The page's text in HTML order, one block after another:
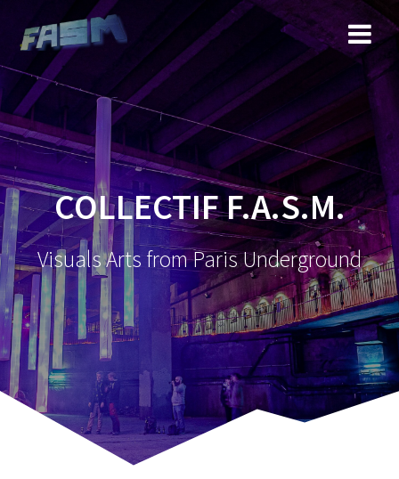
COLLECTIF F.A.S.M.
Visuals Arts from Paris Underground